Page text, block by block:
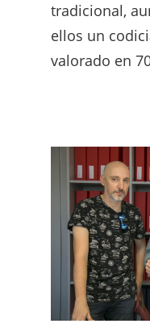
tradicional,
ellos un
valorado en